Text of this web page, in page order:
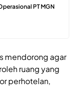
PT MGN
mendorong agar
ruang yang
perhotelan,